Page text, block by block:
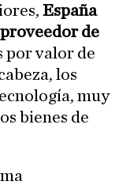
España
de
por valor de
los
muy
bienes de